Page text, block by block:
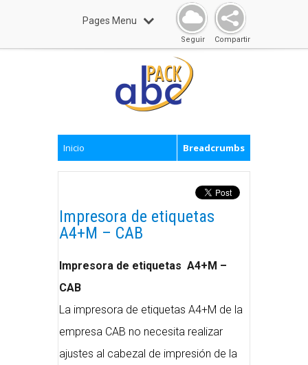
Pages Menu
Compartir
Seguir
Inicio Breadcrumbs
Impresora de etiquetas
A4+M – CAB
Impresora de etiquetas A4+M –
CAB
La impresora de etiquetas A4+M de la
empresa CAB no necesita realizar
ajustes al cabezal de impresión de la